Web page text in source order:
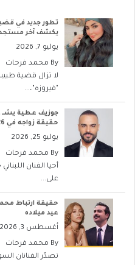
تطور جديد في
يكشف آخر
يوليو 7, 2026
By محمد فرحات
لا تزال قضية
"فيروزه"،...
جوزيف عطية
حقيقة زواجه في 2026 من بيرلا حرب
يوليو 25, 2026
By محمد فرحات
أحيا الفنان
على...
حقيقة ارتباط
عيد ميلاده
أغسطس 3, 2026
By محمد فرحات
تصدّر الفنانان